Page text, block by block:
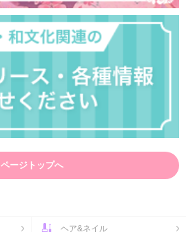
ページトップへ
ヘア&ネイル